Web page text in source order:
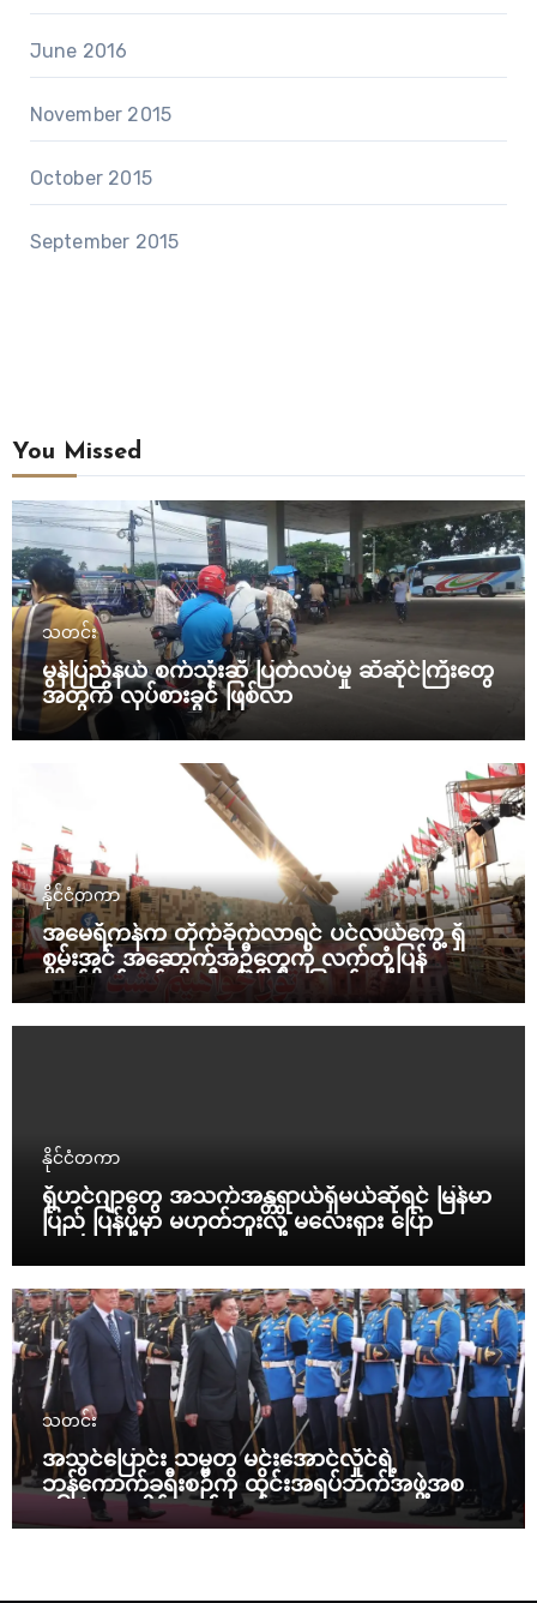
June 2016
November 2015
October 2015
September 2015
You Missed
သတင်း
မွန်ပြည်နယ် စက်သုံးဆီ ပြတ်လပ်မှု ဆီဆိုင်ကြီးတွေ
အတွက် လုပ်စားခွင် ဖြစ်လာ
နိုင်ငံတကာ
အမေရိကန်က တိုက်ခိုက်လာရင် ပင်လယ်ကွေ့ ရှိ
စွမ်းအင် အဆောက်အဦတွေကို လက်တုံ့ပြန်
တိုက်ခိုက်မယ်လို့ အီရန် ခြိမ်းခြောက်
နိုင်ငံတကာ
ရိုဟင်ဂျာတွေ အသက်အန္တရာယ်ရှိမယ်ဆိုရင် မြန်မာ
ပြည် ပြန်ပို့မှာ မဟုတ်ဘူးလို့ မလေးရှား ပြော
သတင်း
အသွင်ပြောင်း သမ္မတ မင်းအောင်လှိုင်ရဲ့
ဘန်ကောက်ခရီးစဉ်ကို ထိုင်းအရပ်ဘက်အဖွဲ့အစည်း
၁၆ ဖွဲ့ ပူးပေါင်း ကန့်ကွက်